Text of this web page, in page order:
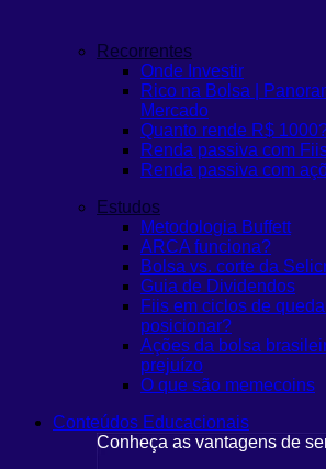
Recorrentes
Onde Investir
Rico na Bolsa |
Mercado
Quanto rende R$
Renda passiva com
Renda passiva com
Estudos
Metodologia Buffett
ARCA funciona?
Bolsa vs. corte da Selic
Guia de Dividendos
Fiis em ciclos de
posicionar?
Ações da bolsa
prejuízo
O que são memecoins
Conteúdos Educacionais
Conheça as vantagens de